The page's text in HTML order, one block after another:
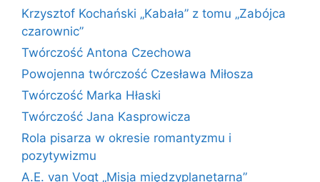
Krzysztof Kochański „Kabała” z tomu „Zabójca
czarownic”
Twórczość Antona Czechowa
Powojenna twórczość Czesława Miłosza
Twórczość Marka Hłaski
Twórczość Jana Kasprowicza
Rola pisarza w okresie romantyzmu i
pozytywizmu
A.E. van Vogt „Misja międzyplanetarna”